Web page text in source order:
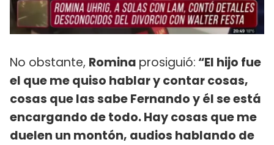
No obstante, Romina prosiguió: “El hijo fue
el que me quiso hablar y contar cosas,
cosas que las sabe Fernando y él se está
encargando de todo. Hay cosas que me
duelen un montón, audios hablando de